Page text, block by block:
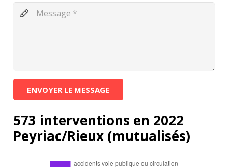
ENVOYER LE MESSAGE
573 interventions en 2022
Peyriac/Rieux (mutualisés)